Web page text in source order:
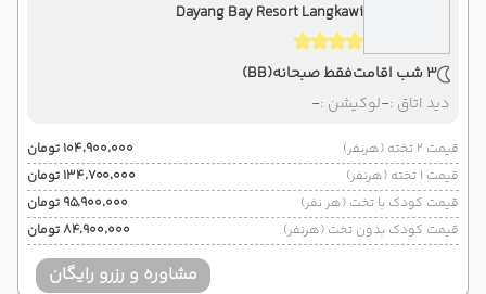
Dayang Bay Resort Langkawi
3 شب اقامت فقط صبحانه(BB)
دید اتاق :-لوکیشن :-
قیمت 2 تخته (هرنفر)
۱۰۴٬۹۰۰٬۰۰۰ تومان
قیمت 1 تخته (هرنفر)
۱۳۴٬۷۰۰٬۰۰۰ تومان
قیمت کودک با تخت (هر نفر)
۹۵٬۹۰۰٬۰۰۰ تومان
قیمت کودک بدون تخت (هرنفر)
۸۴٬۹۰۰٬۰۰۰ تومان
مشاوره و رزرو رایگان